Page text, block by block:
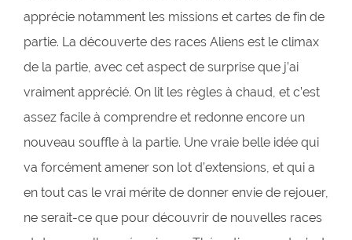
apprécie notamment les missions et cartes de fin de
partie. La découverte des races Aliens est le climax
de la partie, avec cet aspect de surprise que j’ai
vraiment apprécié. On lit les règles à chaud, et c’est
assez facile à comprendre et redonne encore un
nouveau souffle à la partie. Une vraie belle idée qui
va forcément amener son lot d’extensions, et qui a
en tout cas le vrai mérite de donner envie de rejouer,
ne serait-ce que pour découvrir de nouvelles races